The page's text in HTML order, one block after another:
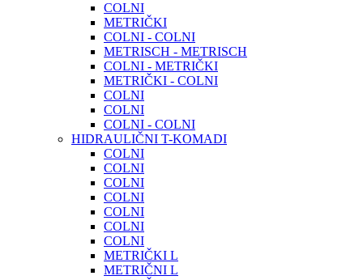
COLNI
METRIČKI
COLNI - COLNI
METRISCH - METRISCH
COLNI - METRIČKI
METRIČKI - COLNI
COLNI
COLNI
COLNI - COLNI
HIDRAULIČNI T-KOMADI
COLNI
COLNI
COLNI
COLNI
COLNI
COLNI
COLNI
METRIČKI L
METRIČNI L